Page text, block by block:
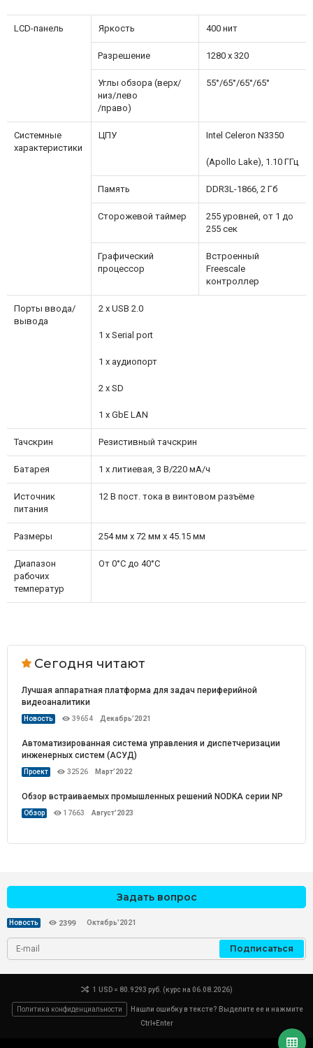
LCD-панель Яркость 400 нит
Разрешение 1280 x 320
Углы обзора (верх/
низ/лево
/право)
55°/65°/65°/65°
Системные
характеристики
ЦПУ Intel Celeron N3350
(Apollo Lake), 1.10 ГГц
Память DDR3L-1866, 2 Гб
Сторожевой таймер
255 уровней, от 1 до
255 сек
Графический
процессор
Встроенный
Freescale
контроллер
Порты ввода/
вывода
2 x USB 2.0
1 x Serial port
1 x аудиопорт
2 x SD
1 x GbE LAN
Тачскрин Резистивный тачскрин
Батарея 1 x литиевая, 3 В/220 мА/ч
Источник
питания
12 В пост. тока в винтовом разъёме
Размеры 254 мм x 72 мм x 45.15 мм
Диапазон
рабочих
температур
От 0°C до 40°C
Сегодня читают
Лучшая аппаратная платформа для задач периферийной
видеоаналитики
Новость 39654 Декабрь’2021
Автоматизированная система управления и диспетчеризации
инженерных систем (АСУД)
Проект 32526 Март’2022
Обзор встраиваемых промышленных решений NODKA серии NP
Обзор 17663 Август’2023
Задать вопрос
Новость 2399 Октябрь’2021
Подписаться
1 USD = 80.9293 руб. (курс на 06.08.2026)
Политика конфиденциальности
Нашли ошибку в тексте? Выделите ее и нажмите
Ctrl+Enter